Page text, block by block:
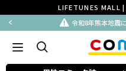
LIFETUNES MALL
令和8年熊本地震